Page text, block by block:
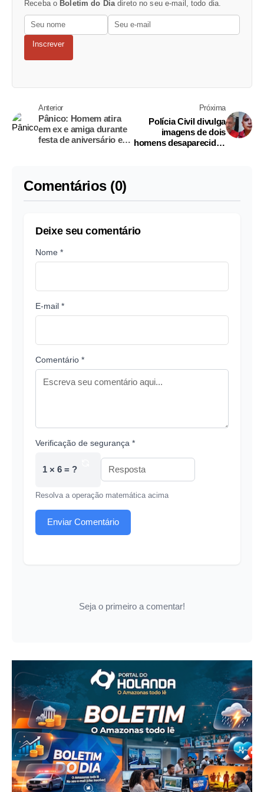
Receba o Boletim do Diadireto no seu e-mail, todo dia.
Inscrever
Anterior
Pânico: Homem atira
em ex e amiga durante
festa de aniversário em
Próxima
Polícia Civil divulga
imagens de dois
homens desaparecidos
Comentários (0)
Deixe seu comentário
Nome *
E-mail *
Comentário *
Verificação de segurança *
1 × 6 = ?
Resolva a operação matemática acima
Enviar Comentário
Seja o primeiro a comentar!